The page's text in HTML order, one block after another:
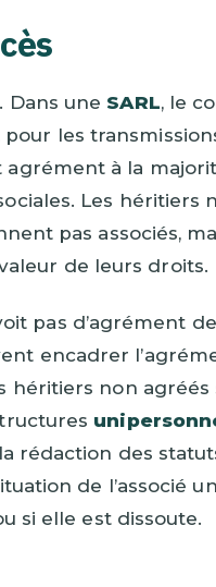
Dans une SARL, le
les
à la
Les héritiers
pas associés,
de leurs droits.
pas d’agrément
encadrer
héritiers non agréés
rédaction des
de l’associé
si elle est dissoute.